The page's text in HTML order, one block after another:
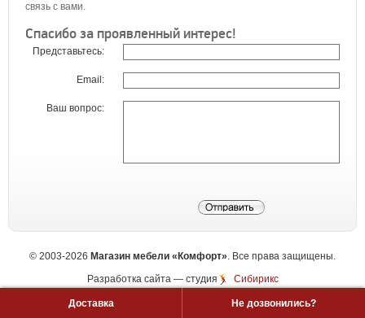
связь с вами.
Спасибо за проявленный интерес!
Представьтесь:
Email:
Ваш вопрос:
Доставка Не дозвонились?
© 2003-2026 Магазин мебели «Комфорт». Все права защищены.
Разработка сайта— студия Сибирикс